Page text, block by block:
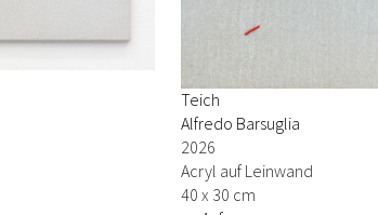
Teich
Alfredo Barsuglia
2026
Acryl auf Leinwand
40 x 30 cm